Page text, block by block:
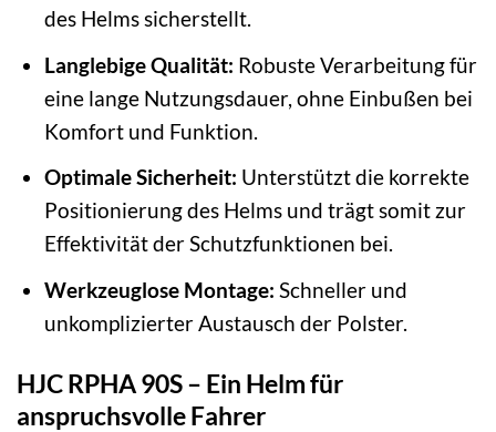
des Helms sicherstellt.
Langlebige Qualität: Robuste Verarbeitung für
eine lange Nutzungsdauer, ohne Einbußen bei
Komfort und Funktion.
Optimale Sicherheit: Unterstützt die korrekte
Positionierung des Helms und trägt somit zur
Effektivität der Schutzfunktionen bei.
Werkzeuglose Montage: Schneller und
unkomplizierter Austausch der Polster.
HJC RPHA 90S – Ein Helm für
anspruchsvolle Fahrer